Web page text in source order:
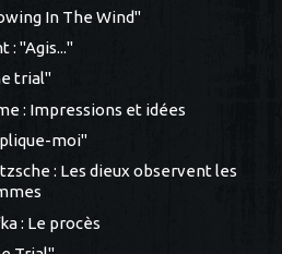
In The Wind"
: "Agis..."
trial"
: Impressions et idées
moi"
: Les dieux observent les
: Le procès